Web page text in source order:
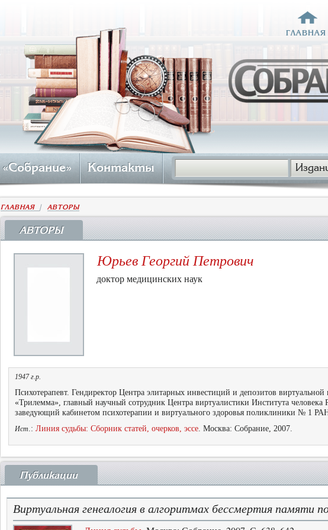
ГЛАВНАЯ
«Собрание» Контакты
ГЛАВНАЯ |АВТОРЫ
АВТОРЫ
Юрьев Георгий Петрович
доктор медицинских наук
1947 г.р.
Психотерапевт. Гендиректор Центра элитарных инвестиций и депозитов виртуальной
«Трилемма», главный научный сотрудник Центра виртуалистики Института человека
заведующий кабинетом психотерапии и виртуального здоровья поликлиники № 1
Ист.: Линия судьбы: Сборник статей, очерков, эссе. Москва: Собрание, 2007.
Публикации
Виртуальная генеалогия в алгоритмах бессмертия памяти